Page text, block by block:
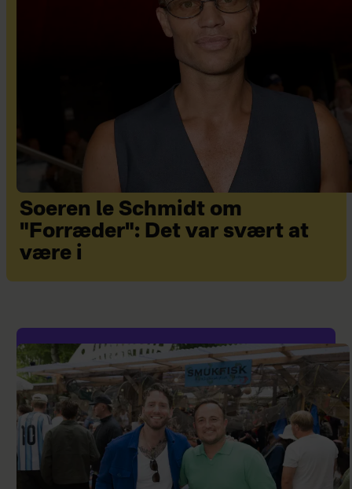
Soeren le Schmidt om
"Forræder": Det var svært at
være i